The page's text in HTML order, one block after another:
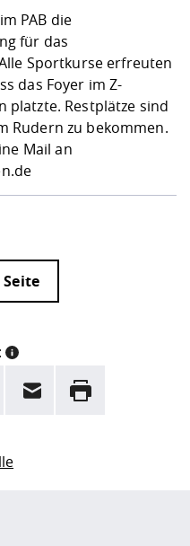
Checkliste zum
Digitales Lernen
Lebenslagen
Angebote der
Lehren,
Weiterbilden im
Internationale
Gründung und
Kooperationen
Klimaschutz &
Förderverein
Informatik/
Landbau/
Maschinenbau
Unternehmen
PAB die
für das
Sportkurse erfreuten
das Foyer im Z-
platzte. Restplätze sind
Rudern zu bekommen.
Mail an
und ein Link zur
E-Mail Drucken